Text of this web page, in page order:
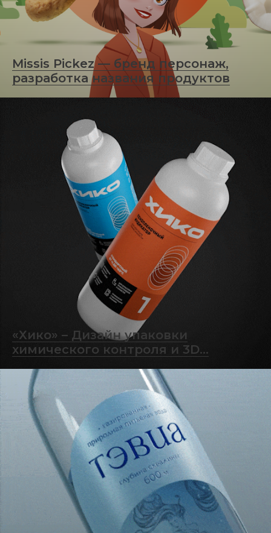
Missis Pickez — бренд персонаж,
разработка названия продуктов
«Хико» – Дизайн упаковки
химического контроля и 3D...